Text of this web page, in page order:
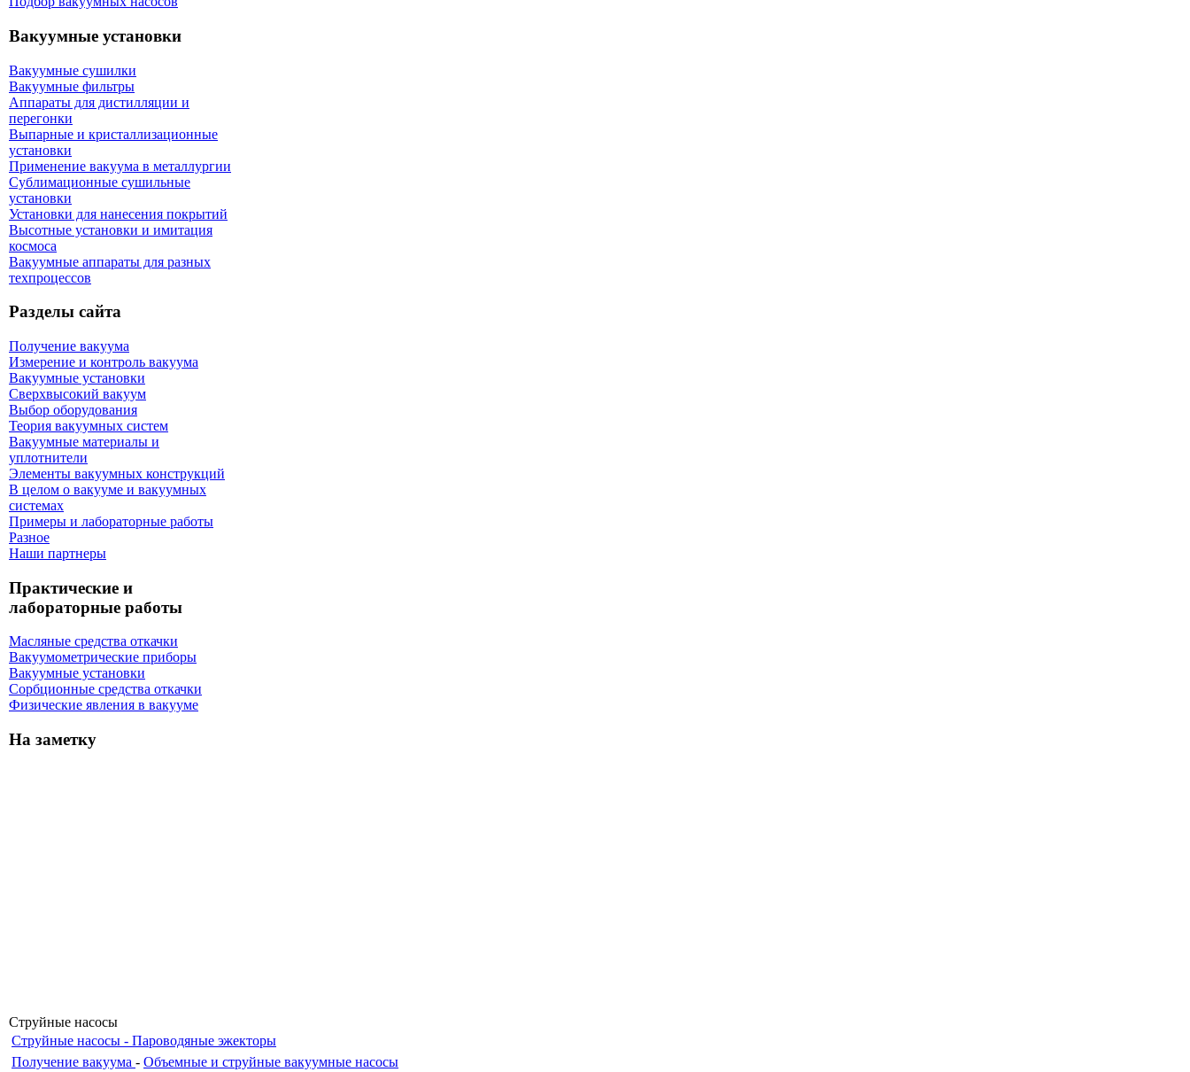
Вакуумные установки
Вакуумные сушилки
Вакуумные фильтры
Аппараты для дистилляции и
перегонки
Выпарные и кристаллизационные
установки
Применение вакуума в металлургии
Сублимационные сушильные
установки
Установки для нанесения покрытий
Высотные установки и имитация
космоса
Вакуумные аппараты для разных
техпроцессов
Разделы сайта
Получение вакуума
Измерение и контроль вакуума
Вакуумные установки
Сверхвысокий вакуум
Выбор оборудования
Теория вакуумных систем
Вакуумные материалы и
уплотнители
Элементы вакуумных конструкций
В целом о вакууме и вакуумных
системах
Примеры и лабораторные работы
Разное
Наши партнеры
Практические и
лабораторные работы
Масляные средства откачки
Вакуумометрические приборы
Вакуумные установки
Сорбционные средства откачки
Физические явления в вакууме
На заметку
Струйные насосы
Струйные насосы - Пароводяные эжекторы
Получение вакуума - Объемные и струйные вакуумные насосы